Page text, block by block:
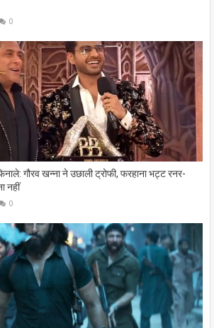
0
गौरव खन्ना ने उछाली ट्रोफी, फरहाना भट्ट रनर-
नहीं
0